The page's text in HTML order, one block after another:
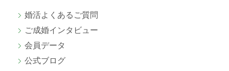
婚活よくあるご質問
ご成婚インタビュー
会員データ
公式ブログ